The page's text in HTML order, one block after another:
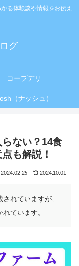
る体験談や情報をお伝え
グ
コープデリ
（ナッシュ）
ない？14食
も解説！
2024.02.25 2024.10.01
れていますが、
ています。